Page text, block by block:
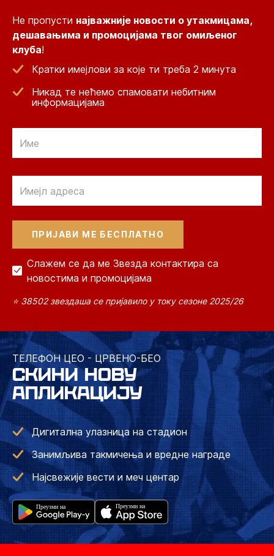
Не пропусти најважније новости о утакмицама,
дешавањима и промоцијама твог омиљеног
клуба!
Кратки имејлови за које ти треба 2 минута
Никад те нећемо спамовати небитним
информацијама
Слажем се да ме Звезда контактира са
новостима и промоцијама
⭐ 38502 звездаша се пријавило у току сезоне 2025/26
ТЕЛЕФОН ЦЕО - ЦРВЕНО-БЕО
СКИНИ НОВУ
АПЛИКАЦИЈУ
Дигитална улазница на стадион
Занимљива такмичења и вредне награде
Најсвежије вести и меч центар